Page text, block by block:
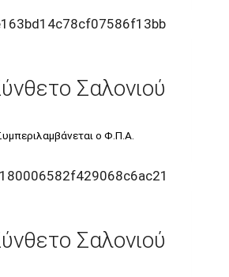
Σαλονιού
ο Φ.Π.Α.
Σαλονιού